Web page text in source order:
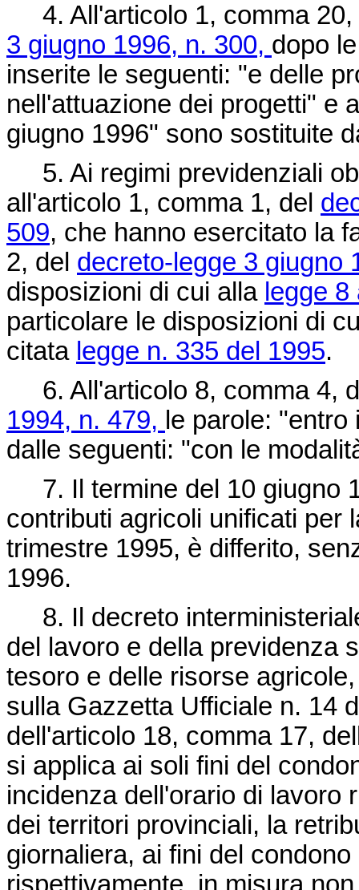
4. All'articolo 1, comma
3 giugno 1996, n. 300, dopo
inserite le seguenti: "e delle
nell'attuazione dei progetti" e
giugno 1996" sono sostituite
5. Ai regimi previdenziali
all'articolo 1, comma 1, del
509, che hanno esercitato la
2, del decreto-legge 3 giugno
disposizioni di cui alla legge
particolare le disposizioni di
citata legge n. 335 del 1995.
6. All'articolo 8, comma 4,
1994, n. 479, le parole:
dalle seguenti: "con le
7. Il termine del 10 giugno
contributi agricoli unificati per
trimestre 1995, è differito,
1996.
8. Il decreto
del lavoro e della previdenza
tesoro e delle risorse
sulla Gazzetta Ufficiale n. 14
dell'articolo 18, comma 17,
si applica ai soli fini del
incidenza dell'orario di lavoro
dei territori provinciali, la
giornaliera, ai fini del